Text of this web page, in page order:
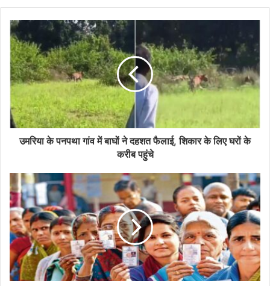
उमरिया के पनपथा गांव में बाघों ने दहशत फैलाई, शिकार के लिए घरों के
करीब पहुंचे